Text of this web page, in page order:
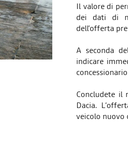
Il valore di
dei dati di
dell’offerta
A seconda
indicare
Concludete il
Dacia.
veicolo nuovo